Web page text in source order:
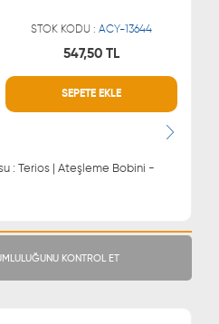
STOK KODU : ACY-13644
547,50 TL
SEPETE EKLE
MÜŞTERİ HİZMETLERİ
KONTROL ET